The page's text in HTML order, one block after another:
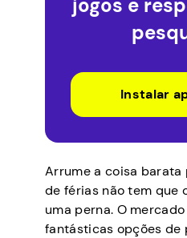
jogos e
Instalar
Arrume a coisa barata
de férias não tem que
uma perna. O
fantásticas opções de